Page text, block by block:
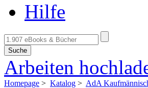
Hilfe
Suche
Arbeiten
Homepage > Katalog > AdA